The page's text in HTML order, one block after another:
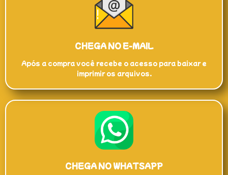
CHEGA NO E-MAIL
Após a compra você recebe o acesso para baixar e
imprimir os arquivos.
CHEGA NO WHATSAPP